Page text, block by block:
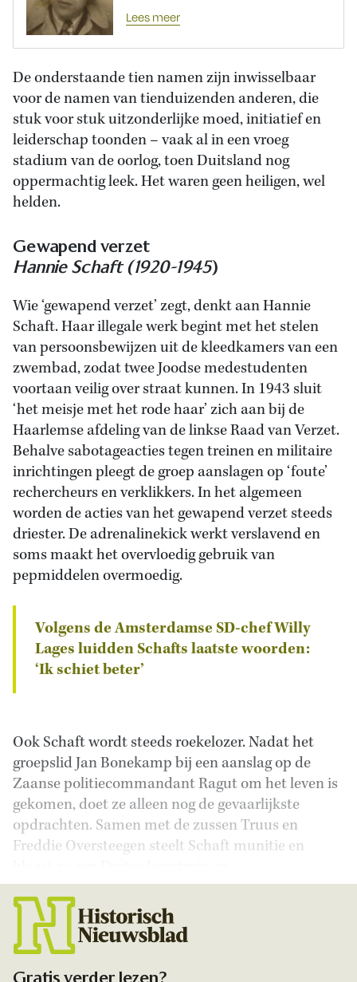
Lees meer
De onderstaande tien namen zijn inwisselbaar
voor de namen van tienduizenden anderen, die
stuk voor stuk uitzonderlijke moed, initiatief en
leiderschap toonden – vaak al in een vroeg
stadium van de oorlog, toen Duitsland nog
oppermachtig leek. Het waren geen heiligen, wel
helden.
Gewapend verzet
Hannie Schaft (1920-1945)
Wie ‘gewapend verzet’ zegt, denkt aan Hannie
Schaft. Haar illegale werk begint met het stelen
van persoonsbewijzen uit de kleedkamers van een
zwembad, zodat twee Joodse medestudenten
voortaan veilig over straat kunnen. In 1943 sluit
‘het meisje met het rode haar’ zich aan bij de
Haarlemse afdeling van de linkse Raad van Verzet.
Behalve sabotageacties tegen treinen en militaire
inrichtingen pleegt de groep aanslagen op ‘foute’
rechercheurs en verklikkers. In het algemeen
worden de acties van het gewapend verzet steeds
driester. De adrenalinekick werkt verslavend en
soms maakt het overvloedig gebruik van
pepmiddelen overmoedig.
Volgens de Amsterdamse SD-chef Willy
Lages luidden Schafts laatste woorden:
‘Ik schiet beter’
Ook Schaft wordt steeds roekelozer. Nadat het
groepslid Jan Bonekamp bij een aanslag op de
Zaanse politiecommandant Ragut om het leven is
gekomen, doet ze alleen nog de gevaarlijkste
opdrachten. Samen met de zussen Truus en
Freddie Oversteegen steelt Schaft munitie en
Gratis verder lezen?